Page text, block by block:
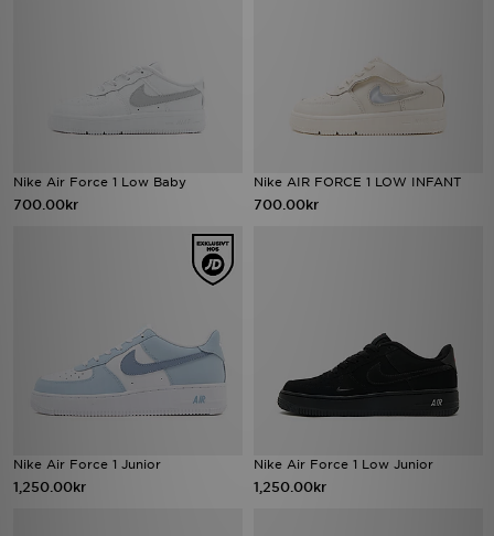
Nike Air Force 1 Low Baby
700.00kr
Nike AIR FORCE 1 LOW INFANT
700.00kr
Nike Air Force 1 Junior
1,250.00kr
Nike Air Force 1 Low Junior
1,250.00kr